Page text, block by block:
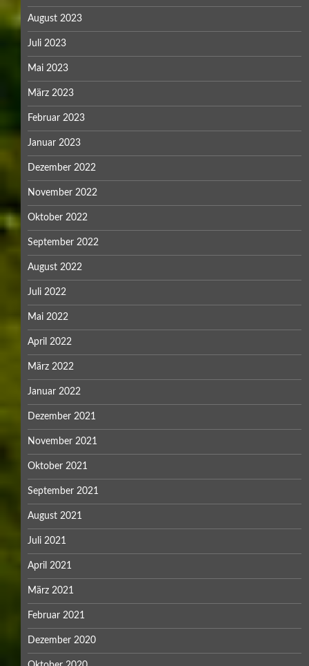
August 2023
Juli 2023
Mai 2023
März 2023
Februar 2023
Januar 2023
Dezember 2022
November 2022
Oktober 2022
September 2022
August 2022
Juli 2022
Mai 2022
April 2022
März 2022
Januar 2022
Dezember 2021
November 2021
Oktober 2021
September 2021
August 2021
Juli 2021
April 2021
März 2021
Februar 2021
Dezember 2020